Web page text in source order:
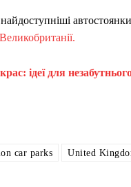
ідеї для
car parks United